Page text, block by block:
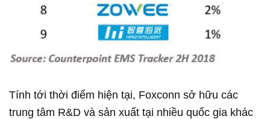
Tính tới thời điểm hiện tại, Foxconn sở hữu các
trung tâm R&D và sản xuất tại nhiều quốc gia khác